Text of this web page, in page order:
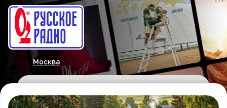
Москва